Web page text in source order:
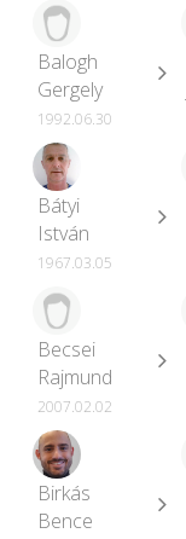
Balogh
Gergely
1992.06.30
Bátyi
István
1967.03.05
Becsei
Rajmund
2007.02.02
Birkás
Bence